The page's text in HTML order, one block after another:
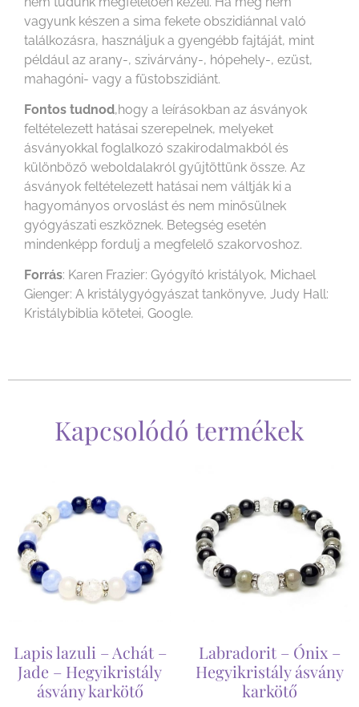
vagyunk készen a sima fekete obszidiánnal való
találkozásra, használjuk a gyengébb fajtáját, mint
például az arany-, szivárvány-, hópehely-, ezüst,
mahagóni- vagy a füstobszidiánt.
Fontos tudnod,hogy a leírásokban az ásványok
feltételezett hatásai szerepelnek, melyeket
ásványokkal foglalkozó szakirodalmakból és
különböző weboldalakról gyűjtöttünk össze. Az
ásványok feltételezett hatásai nem váltják ki a
hagyományos orvoslást és nem minősülnek
gyógyászati eszköznek. Betegség esetén
mindenképp fordulj a megfelelő szakorvoshoz.
Forrás: Karen Frazier: Gyógyító kristályok, Michael
Gienger: A kristálygyógyászat tankönyve, Judy Hall:
Kristálybiblia kötetei, Google.
Kapcsolódó termékek
Lapis lazuli – Achát –
Jade – Hegyikristály
ásvány karkötő
Labradorit – Ónix –
Hegyikristály ásvány
karkötő